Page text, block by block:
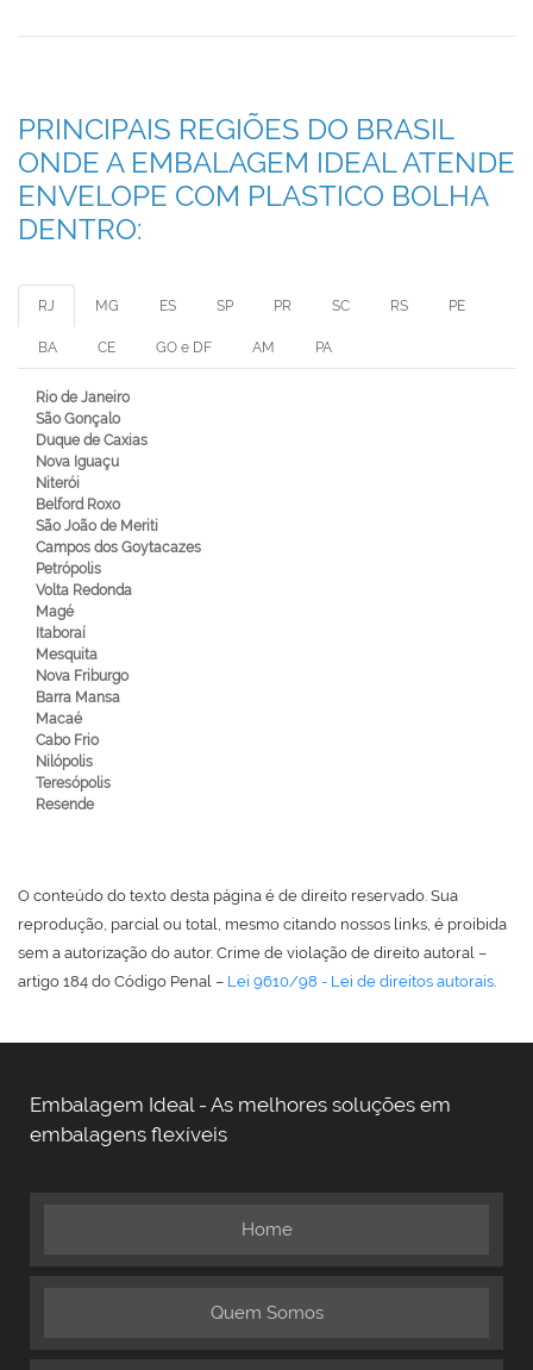
PRINCIPAIS REGIÕES DO BRASIL
ONDE A EMBALAGEM IDEAL ATENDE
ENVELOPE COM PLASTICO BOLHA
DENTRO:
RJ MG ES SP PR SC RS PE
BA CE GO e DF AM PA
Rio de Janeiro
São Gonçalo
Duque de Caxias
Nova Iguaçu
Niterói
Belford Roxo
São João de Meriti
Campos dos Goytacazes
Petrópolis
Volta Redonda
Magé
Itaboraí
Mesquita
Nova Friburgo
Barra Mansa
Macaé
Cabo Frio
Nilópolis
Teresópolis
Resende
O conteúdo do texto desta página é de direito reservado. Sua
reprodução, parcial ou total, mesmo citando nossos links, é proibida
sem a autorização do autor. Crime de violação de direito autoral –
artigo 184 do Código Penal – Lei 9610/98 - Lei de direitos autorais.
Embalagem Ideal - As melhores soluções em
embalagens flexíveis
Home
Quem Somos